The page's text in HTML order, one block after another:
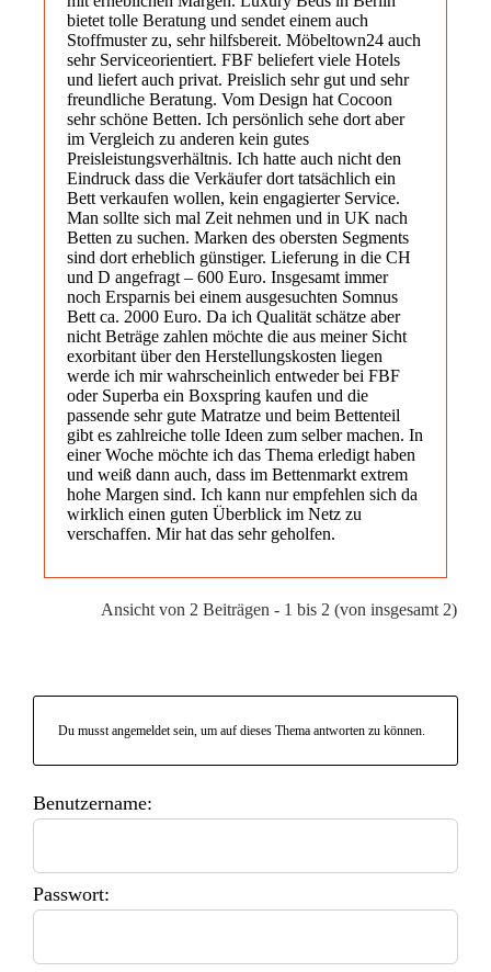
bietet tolle Beratung und sendet einem auch
Stoffmuster zu, sehr hilfsbereit. Möbeltown24 auch
sehr Serviceorientiert. FBF beliefert viele Hotels
und liefert auch privat. Preislich sehr gut und sehr
freundliche Beratung. Vom Design hat Cocoon
sehr schöne Betten. Ich persönlich sehe dort aber
im Vergleich zu anderen kein gutes
Preisleistungsverhältnis. Ich hatte auch nicht den
Eindruck dass die Verkäufer dort tatsächlich ein
Bett verkaufen wollen, kein engagierter Service.
Man sollte sich mal Zeit nehmen und in UK nach
Betten zu suchen. Marken des obersten Segments
sind dort erheblich günstiger. Lieferung in die CH
und D angefragt – 600 Euro. Insgesamt immer
noch Ersparnis bei einem ausgesuchten Somnus
Bett ca. 2000 Euro. Da ich Qualität schätze aber
nicht Beträge zahlen möchte die aus meiner Sicht
exorbitant über den Herstellungskosten liegen
werde ich mir wahrscheinlich entweder bei FBF
oder Superba ein Boxspring kaufen und die
passende sehr gute Matratze und beim Bettenteil
gibt es zahlreiche tolle Ideen zum selber machen. In
einer Woche möchte ich das Thema erledigt haben
und weiß dann auch, dass im Bettenmarkt extrem
hohe Margen sind. Ich kann nur empfehlen sich da
wirklich einen guten Überblick im Netz zu
verschaffen. Mir hat das sehr geholfen.
Ansicht von 2 Beiträgen - 1 bis 2 (von insgesamt 2)
Du musst angemeldet sein, um auf dieses Thema antworten zu können.
Benutzername:
Passwort: